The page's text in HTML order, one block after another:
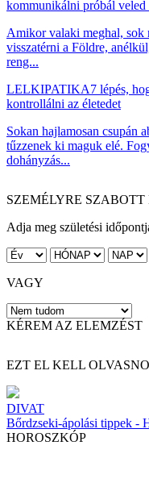
kommunikálni próbál
Amikor valaki meghal, sok
visszatérni a Földre,
reng...
LELKIPATIKA7 lépés,
kontrollálni az életedet
Sokan hajlamosan csupán
tűzzenek ki maguk elé.
dohányzás...
SZEMÉLYRE SZABOTT
Adja meg születési
VAGY
KÉREM AZ ELEMZÉST
EZT EL KELL
DIVAT
Bőrdzseki-ápolási tippek -
HOROSZKÓP